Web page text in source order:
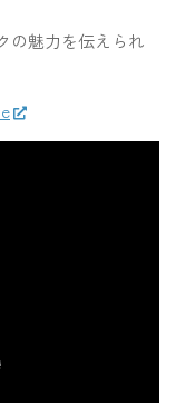
の魅力を伝えられ